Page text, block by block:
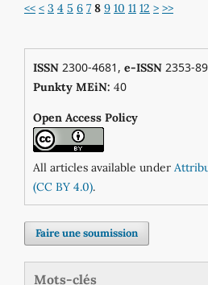
<< < 3 4 5 6 7 8 9 10 11 12 > >>
ISSN2300-4681, e-ISSN2353-
Punkty MEiN: 40
Open Access Policy
All articles available under
(CC BY 4.0).
Faire une soumission
Mots-clés